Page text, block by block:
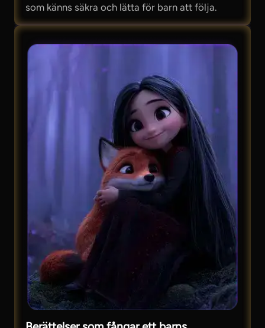
som känns säkra och lätta för barn att följa.